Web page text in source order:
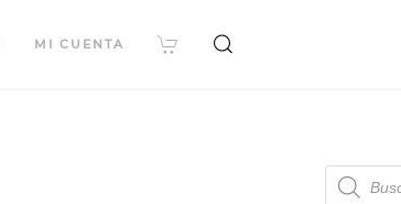
MI CUENTA
Products
search